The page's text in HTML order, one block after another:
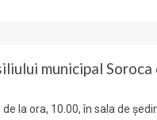
municipal
la ora, 10.00, în sala de